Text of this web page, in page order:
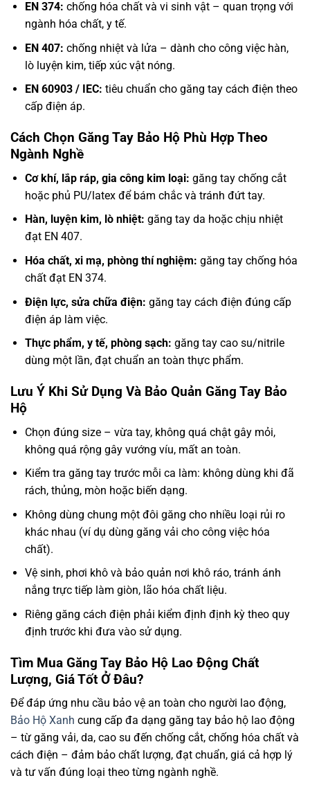
EN 374: chống hóa chất và vi sinh vật – quan trọng với
ngành hóa chất, y tế.
EN 407: chống nhiệt và lửa – dành cho công việc hàn,
lò luyện kim, tiếp xúc vật nóng.
EN 60903 / IEC: tiêu chuẩn cho găng tay cách điện theo
cấp điện áp.
Cách Chọn Găng Tay Bảo Hộ Phù Hợp Theo
Ngành Nghề
Cơ khí, lắp ráp, gia công kim loại: găng tay chống cắt
hoặc phủ PU/latex để bám chắc và tránh đứt tay.
Hàn, luyện kim, lò nhiệt: găng tay da hoặc chịu nhiệt
đạt EN 407.
Hóa chất, xi mạ, phòng thí nghiệm: găng tay chống hóa
chất đạt EN 374.
Điện lực, sửa chữa điện: găng tay cách điện đúng cấp
điện áp làm việc.
Thực phẩm, y tế, phòng sạch: găng tay cao su/nitrile
dùng một lần, đạt chuẩn an toàn thực phẩm.
Lưu Ý Khi Sử Dụng Và Bảo Quản Găng Tay Bảo
Hộ
Chọn đúng size – vừa tay, không quá chật gây mỏi,
không quá rộng gây vướng víu, mất an toàn.
Kiểm tra găng tay trước mỗi ca làm: không dùng khi đã
rách, thủng, mòn hoặc biến dạng.
Không dùng chung một đôi găng cho nhiều loại rủi ro
khác nhau (ví dụ dùng găng vải cho công việc hóa
chất).
Vệ sinh, phơi khô và bảo quản nơi khô ráo, tránh ánh
nắng trực tiếp làm giòn, lão hóa chất liệu.
Riêng găng cách điện phải kiểm định định kỳ theo quy
định trước khi đưa vào sử dụng.
Tìm Mua Găng Tay Bảo Hộ Lao Động Chất
Lượng, Giá Tốt Ở Đâu?
Để đáp ứng nhu cầu bảo vệ an toàn cho người lao động,
Bảo Hộ Xanh cung cấp đa dạng găng tay bảo hộ lao động
– từ găng vải, da, cao su đến chống cắt, chống hóa chất và
cách điện – đảm bảo chất lượng, đạt chuẩn, giá cả hợp lý
và tư vấn đúng loại theo từng ngành nghề.